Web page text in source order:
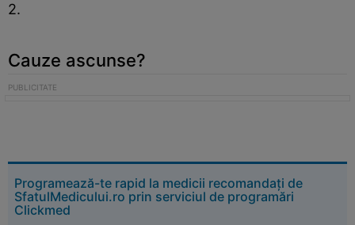
2.
Cauze ascunse?
Programează-te rapid la medicii recomandați de
SfatulMedicului.ro prin serviciul de programări
Clickmed